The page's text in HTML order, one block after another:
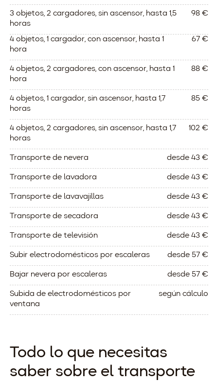
3 objetos, 2 cargadores, sin ascensor, hasta 1,5
horas
98 €
4 objetos, 1 cargador, con ascensor, hasta 1
hora
67 €
4 objetos, 2 cargadores, con ascensor, hasta 1
hora
88 €
4 objetos, 1 cargador, sin ascensor, hasta 1,7
horas
85 €
4 objetos, 2 cargadores, sin ascensor, hasta 1,7
horas
102 €
Transporte de nevera desde 43 €
Transporte de lavadora desde 43 €
Transporte de lavavajillas desde 43 €
Transporte de secadora desde 43 €
Transporte de televisión desde 43 €
Subir electrodomésticos por escaleras desde 57 €
Bajar nevera por escaleras desde 57 €
Subida de electrodomésticos por
ventana
según cálculo
Todo lo que necesitas
saber sobre el transporte